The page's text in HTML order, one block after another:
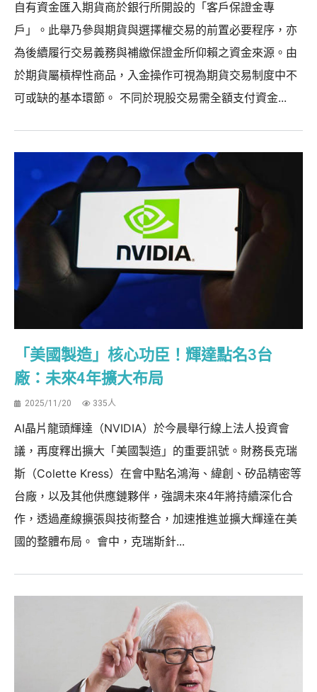
自有資金匯入期貨商於銀行所開設的「客戶保證金專
戶」。此舉乃參與期貨與選擇權交易的前置必要程序，亦
為後續履行交易義務與補繳保證金所仰賴之資金來源。由
於期貨屬槓桿性商品，入金操作可視為期貨交易制度中不
可或缺的基本環節。 不同於現股交易需全額支付資金...
「美國製造」核心功臣！輝達點名3台
廠：未來4年擴大布局
2025/11/20 335人
AI晶片龍頭輝達（NVIDIA）於今晨舉行線上法人投資會
議，再度釋出擴大「美國製造」的重要訊號。財務長克瑞
斯（Colette Kress）在會中點名鴻海、緯創、矽品精密等
台廠，以及其他供應鏈夥伴，強調未來4年將持續深化合
作，透過產線擴張與技術整合，加速推進並擴大輝達在美
國的整體布局。 會中，克瑞斯針...